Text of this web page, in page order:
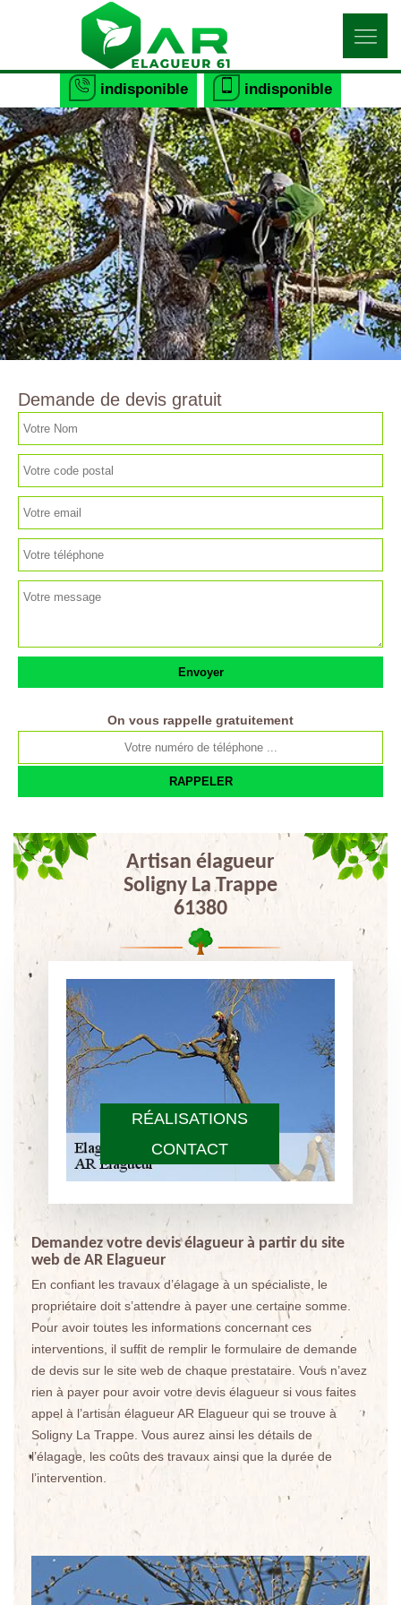
indisponible indisponible
RÉALISATIONS
CONTACT
Demande de devis gratuit
On vous rappelle gratuitement
Artisan élagueur
Soligny La Trappe
61380
Demandez votre devis élagueur à partir du site
web de AR Elagueur
En confiant les travaux d’élagage à un spécialiste, le
propriétaire doit s’attendre à payer une certaine somme.
Pour avoir toutes les informations concernant ces
interventions, il suffit de remplir le formulaire de demande
de devis sur le site web de chaque prestataire. Vous n’avez
rien à payer pour avoir votre devis élagueur si vous faites
appel à l’artisan élagueur AR Elagueur qui se trouve à
Soligny La Trappe. Vous aurez ainsi les détails de
l’élagage, les coûts des travaux ainsi que la durée de
l’intervention.